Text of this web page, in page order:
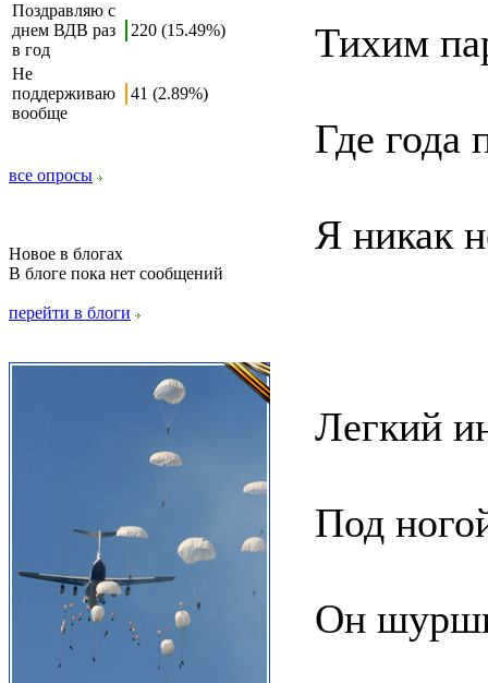
Поздравляю с
днем ВДВ раз
в год
220 (15.49%)
Не
поддерживаю
вообще
41 (2.89%)
все опросы
Новое в блогах
В блоге пока нет сообщений
перейти в блоги
Тихим
Где года
Я никак
Легкий
Под
Он